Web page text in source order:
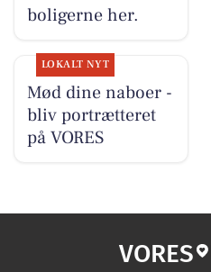
boligerne her.
LOKALT NYT
Mød dine naboer -
bliv portrætteret
på VORES
VORES